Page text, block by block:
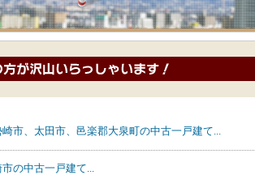
市、太田市、邑楽郡大泉町の中古一戸建て...
の中古一戸建て...